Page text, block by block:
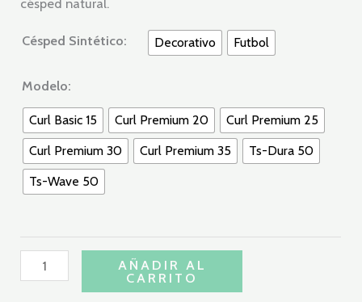
césped natural.
Césped Sintético: Decorativo Futbol
Modelo:
Curl Basic 15 Curl Premium 20
Curl Premium 25
Curl Premium 30
Curl Premium 35
Ts-Dura 50
Ts-Wave 50
AÑADIR AL
CARRITO